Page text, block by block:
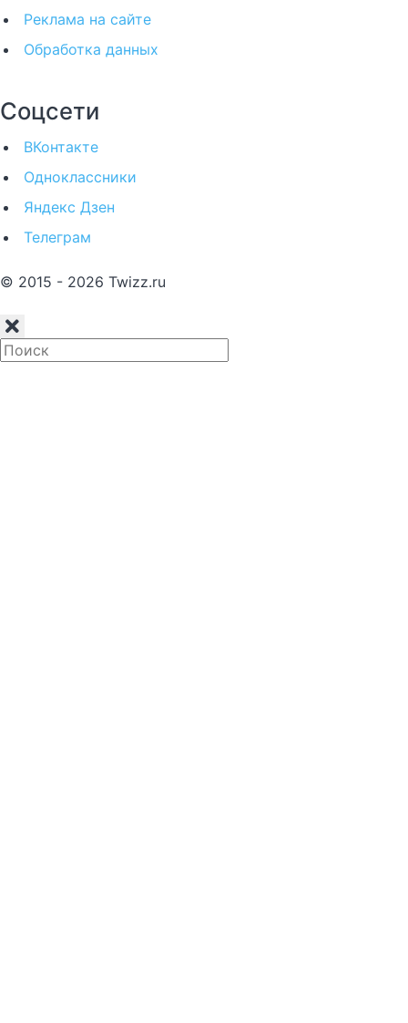
Реклама на сайте
Обработка данных
Соцсети
ВКонтакте
Одноклассники
Яндекс Дзен
Телеграм
© 2015 - 2026 Twizz.ru